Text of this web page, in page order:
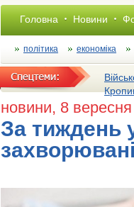
Головна Новини
політика економіка
новини, 8
За тиждень